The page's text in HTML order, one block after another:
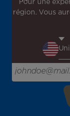
Inscrivez-vous
Recevez en
l'inspiration
Enter your email
Pour une
région. Vous